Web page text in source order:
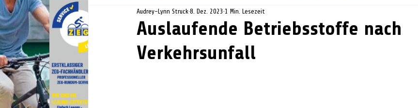
Auslaufende Betriebsstoffe nach
Verkehrsunfall
Audrey-Lynn Struck 8. Dez. 2023 1 Min. Lesezeit